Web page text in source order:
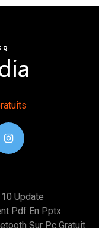
Update
Pdf En Pptx
Sur Pc Gratuit